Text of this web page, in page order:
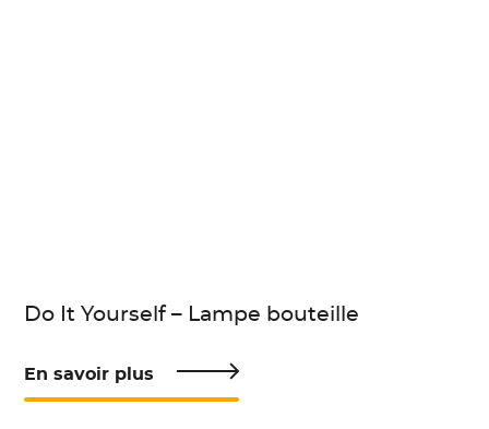
Do It Yourself – Lampe bouteille
En savoir plus